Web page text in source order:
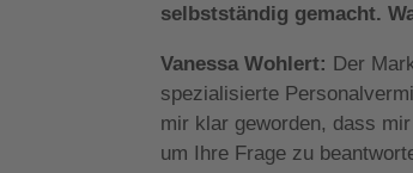
selbstständig gemacht.
Vanessa Wohlert: Der
spezialisierte
mir klar geworden, dass
um Ihre Frage zu